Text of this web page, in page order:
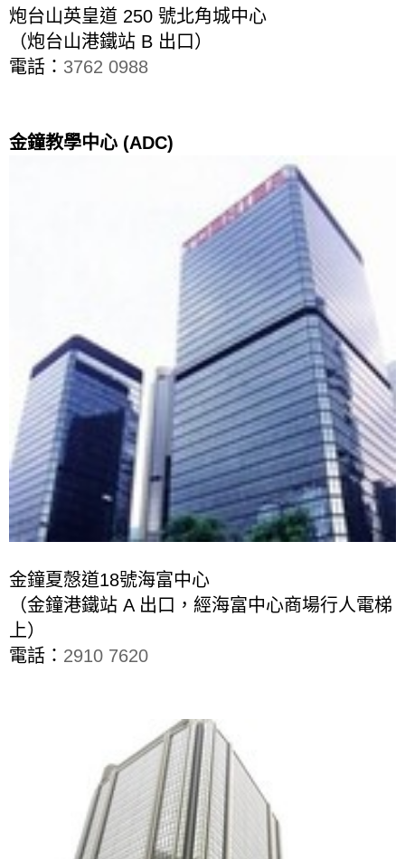
炮台山英皇道 250 號北角城中心
（炮台山港鐵站 B 出口）
電話： 3762 0988
金鐘教學中心 (ADC)
金鐘夏慤道18號海富中心
（金鐘港鐵站 A 出口，經海富中心商場行人電梯
上）
電話： 2910 7620